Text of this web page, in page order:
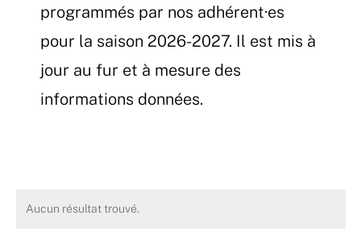
programmés par nos adhérent·es
pour la saison 2026-2027. Il est mis à
jour au fur et à mesure des
informations données.
Aucun résultat trouvé.